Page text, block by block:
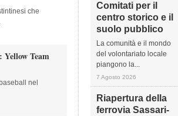
che
Yellow Team
nel
Comitati per il
centro storico e il
suolo pubblico
La comunità e il mondo
del volontariato locale
piangono la...
7 Agosto 2026
Riapertura della
ferrovia Sassari-